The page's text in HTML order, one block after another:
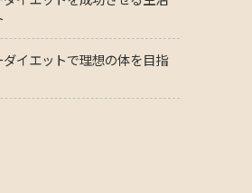
ダイエットで理想の体を目指